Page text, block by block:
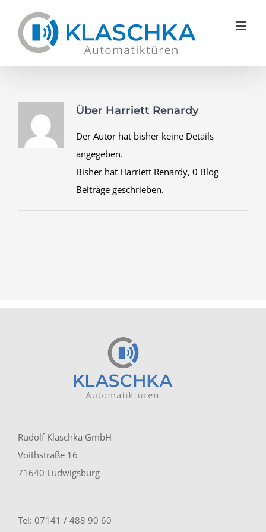
content
Über Harriett Renardy
Der Autor hat bisher keine Details
angegeben.
Bisher hat Harriett Renardy, 0 Blog
Beiträge geschrieben.
Rudolf Klaschka GmbH
Voithstraße 16
71640 Ludwigsburg
Tel: 07141 / 488 90 60